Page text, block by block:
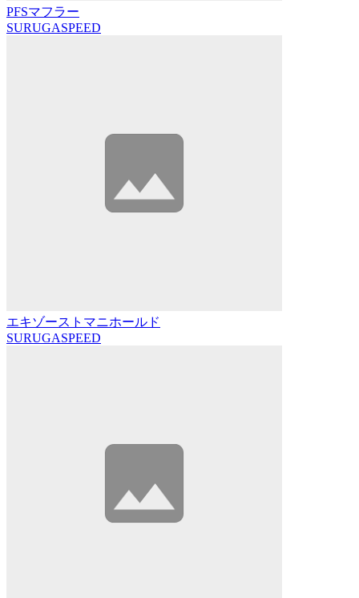
PFSマフラー
SURUGASPEED
エキゾーストマニホールド
SURUGASPEED